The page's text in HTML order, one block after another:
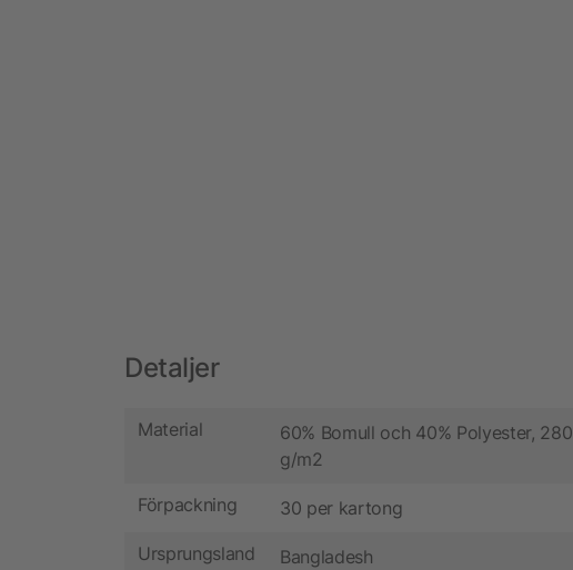
Detaljer
Material
60% Bomull och 40% Polyester, 280
g/m2
Förpackning 30 per kartong
Ursprungsland Bangladesh